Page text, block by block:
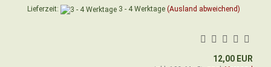
Lieferzeit: 3 - 4 Werktage (Ausland abweichend)
12,00 EUR